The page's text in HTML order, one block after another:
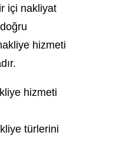
içi nakliyat
hizmeti
hizmeti
türlerini